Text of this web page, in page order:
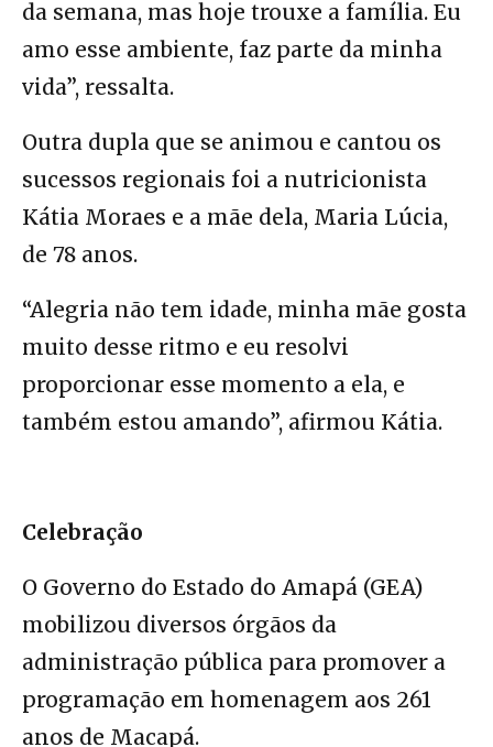
da semana, mas hoje trouxe a família. Eu
amo esse ambiente, faz parte da minha
vida”, ressalta.
Outra dupla que se animou e cantou os
sucessos regionais foi a nutricionista
Kátia Moraes e a mãe dela, Maria Lúcia,
de 78 anos.
“Alegria não tem idade, minha mãe gosta
muito desse ritmo e eu resolvi
proporcionar esse momento a ela, e
também estou amando”, afirmou Kátia.
Celebração
O Governo do Estado do Amapá (GEA)
mobilizou diversos órgãos da
administração pública para promover a
programação em homenagem aos 261
anos de Macapá.